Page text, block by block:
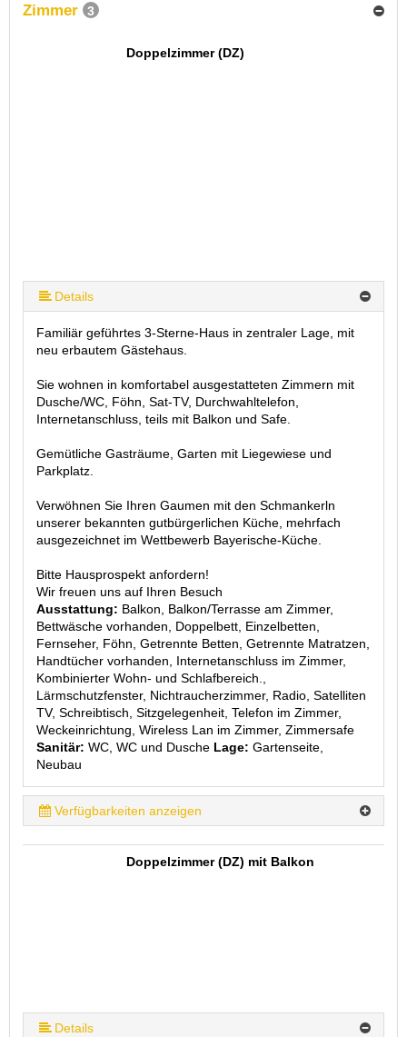
Zimmer 3
Doppelzimmer (DZ)
Details
Familiär geführtes 3-Sterne-Haus in zentraler Lage, mit
neu erbautem Gästehaus.
Sie wohnen in komfortabel ausgestatteten Zimmern mit
Dusche/WC, Föhn, Sat-TV, Durchwahltelefon,
Internetanschluss, teils mit Balkon und Safe.
Gemütliche Gasträume, Garten mit Liegewiese und
Parkplatz.
Verwöhnen Sie Ihren Gaumen mit den Schmankerln
unserer bekannten gutbürgerlichen Küche, mehrfach
ausgezeichnet im Wettbewerb Bayerische-Küche.
Bitte Hausprospekt anfordern!
Wir freuen uns auf Ihren Besuch
Ausstattung: Balkon, Balkon/Terrasse am Zimmer,
Bettwäsche vorhanden, Doppelbett, Einzelbetten,
Fernseher, Föhn, Getrennte Betten, Getrennte Matratzen,
Handtücher vorhanden, Internetanschluss im Zimmer,
Kombinierter Wohn- und Schlafbereich.,
Lärmschutzfenster, Nichtraucherzimmer, Radio, Satelliten
TV, Schreibtisch, Sitzgelegenheit, Telefon im Zimmer,
Weckeinrichtung, Wireless Lan im Zimmer, Zimmersafe
Sanitär: WC, WC und Dusche Lage: Gartenseite,
Neubau
Verfügbarkeiten anzeigen
Doppelzimmer (DZ) mit Balkon
Details